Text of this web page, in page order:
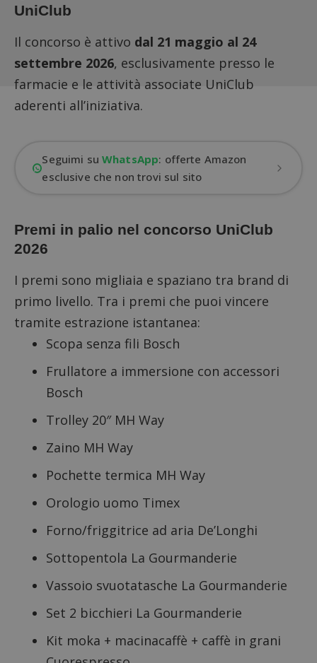
UniClub
Il concorso è attivo dal 21 maggio al 24
settembre 2026, esclusivamente presso le
farmacie e le attività associate UniClub
aderenti all’iniziativa.
Seguimi suWhatsApp: offerte Amazon
esclusive che non trovi sul sito
Premi in palio nel concorso UniClub
2026
I premi sono migliaia e spaziano tra brand di
primo livello. Tra i premi che puoi vincere
tramite estrazione istantanea:
Scopa senza fili Bosch
Frullatore a immersione con accessori
Bosch
Trolley 20″ MH Way
Zaino MH Way
Pochette termica MH Way
Orologio uomo Timex
Forno/friggitrice ad aria De’Longhi
Sottopentola La Gourmanderie
Vassoio svuotatasche La Gourmanderie
Set 2 bicchieri La Gourmanderie
Kit moka + macinacaffè + caffè in grani